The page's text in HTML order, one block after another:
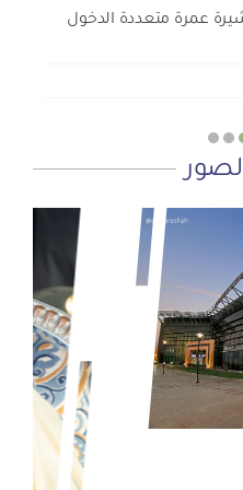
عمرة متعددة الدخول